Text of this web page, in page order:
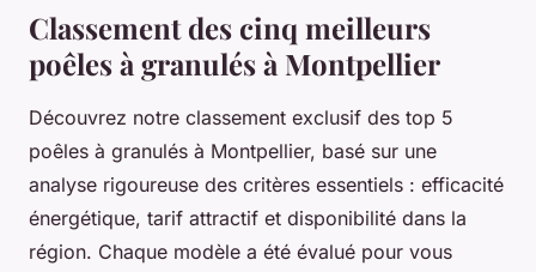
Classement des cinq meilleurs
poêles à granulés à Montpellier
Découvrez notre classement exclusif des top 5
poêles à granulés à Montpellier, basé sur une
analyse rigoureuse des critères essentiels : efficacité
énergétique, tarif attractif et disponibilité dans la
région. Chaque modèle a été évalué pour vous